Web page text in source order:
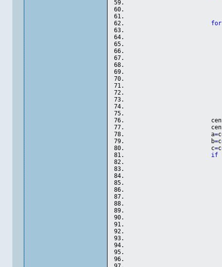
for
			a
=
			b
=
			c
=
if